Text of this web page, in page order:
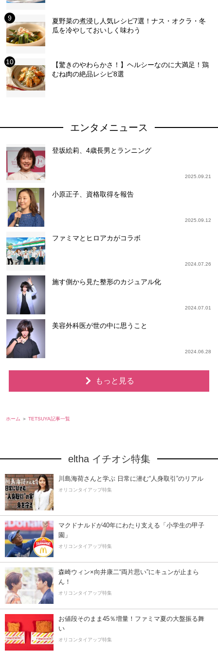
夏野菜の煮浸し人気レシピ7選！ナス・オクラ・冬
瓜を冷やしておいしく味わう
【驚きのやわらかさ！】ヘルシーなのに大満足！鶏
むね肉の絶品レシピ8選
エンタメニュース
登坂絵莉、4歳長男とランニング
2025.09.21
小原正子、資格取得を報告
2025.09.12
ファミマとヒロアカがコラボ
2024.07.26
施す側から見た整形のカジュアル化
2024.07.01
美容外科医が世の中に思うこと
2024.06.28
もっと見る
ホーム TETSUYA記事一覧
eltha イチオシ特集
川島海荷さんと学ぶ 日常に潜む“人身取引”のリアル
オリコンタイアップ特集
マクドナルドが40年にわたり支える「小学生の甲子
園」
オリコンタイアップ特集
森崎ウィン×向井康二“両片思い”にキュンが止まら
ん！
オリコンタイアップ特集
お値段そのまま45％増量！ファミマ夏の大盤振る舞
い
オリコンタイアップ特集